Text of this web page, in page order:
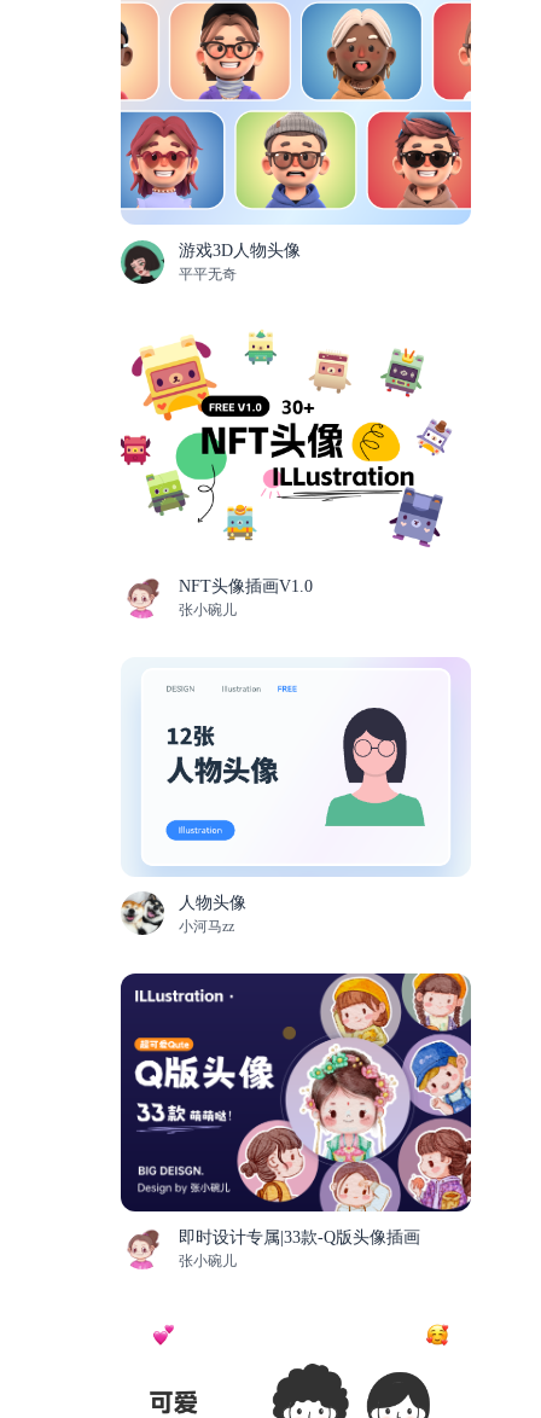
游戏3D人物头像
平平无奇
NFT头像插画V1.0
张小碗儿
人物头像
小河马zz
即时设计专属|33款-Q版头像插画
张小碗儿